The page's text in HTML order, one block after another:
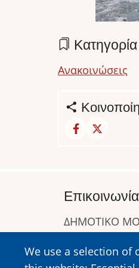
Κατηγορία
Ανακοινώσεις
We use a selection of
Επικοινωνία
ΔΗΜΟΤΙΚΟ
Τηλ: